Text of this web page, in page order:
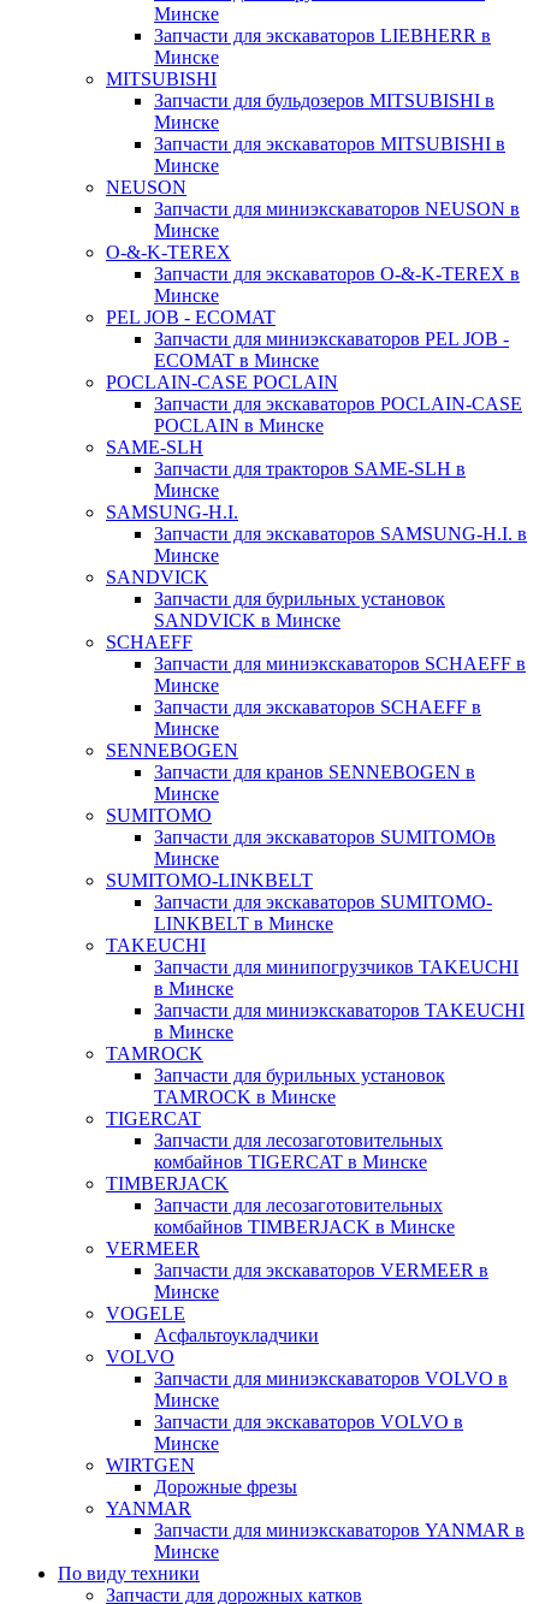
Минске
Запчасти для экскаваторов LIEBHERR в
Минске
MITSUBISHI
Запчасти для бульдозеров MITSUBISHI в
Минске
Запчасти для экскаваторов MITSUBISHI в
Минске
NEUSON
Запчасти для миниэкскаваторов NEUSON в
Минске
O-&-K-TEREX
Запчасти для экскаваторов O-&-K-TEREX в
Минске
PEL JOB - ECOMAT
Запчасти для миниэкскаваторов PEL JOB -
ECOMAT в Минске
POCLAIN-CASE POCLAIN
Запчасти для экскаваторов POCLAIN-CASE
POCLAIN в Минске
SAME-SLH
Запчасти для тракторов SAME-SLH в
Минске
SAMSUNG-H.I.
Запчасти для экскаваторов SAMSUNG-H.I. в
Минске
SANDVICK
Запчасти для бурильных установок
SANDVICK в Минске
SCHAEFF
Запчасти для миниэкскаваторов SCHAEFF в
Минске
Запчасти для экскаваторов SCHAEFF в
Минске
SENNEBOGEN
Запчасти для кранов SENNEBOGEN в
Минске
SUMITOMO
Запчасти для экскаваторов SUMITOMOв
Минске
SUMITOMO-LINKBELT
Запчасти для экскаваторов SUMITOMO-
LINKBELT в Минске
TAKEUCHI
Запчасти для минипогрузчиков TAKEUCHI
в Минске
Запчасти для миниэкскаваторов TAKEUCHI
в Минске
TAMROCK
Запчасти для бурильных установок
TAMROCK в Минске
TIGERCAT
Запчасти для лесозаготовительных
комбайнов TIGERCAT в Минске
TIMBERJACK
Запчасти для лесозаготовительных
комбайнов TIMBERJACK в Минске
VERMEER
Запчасти для экскаваторов VERMEER в
Минске
VOGELE
Асфальтоукладчики
VOLVO
Запчасти для миниэкскаваторов VOLVO в
Минске
Запчасти для экскаваторов VOLVO в
Минске
WIRTGEN
Дорожные фрезы
YANMAR
Запчасти для миниэкскаваторов YANMAR в
Минске
По виду техники
Запчасти для дорожных катков